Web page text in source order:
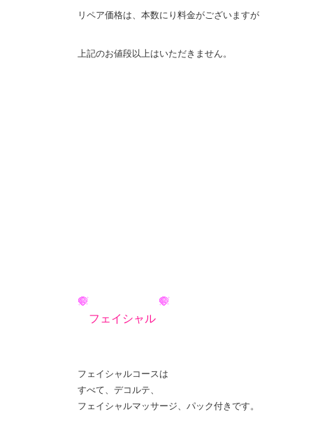
リペア価格は、本数にり料金がございますが
上記のお値段以上はいただきません。
フェイシャル
フェイシャルコースは
すべて、デコルテ、
フェイシャルマッサージ、パック付きです。